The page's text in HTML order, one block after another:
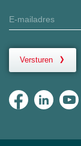
Versturen